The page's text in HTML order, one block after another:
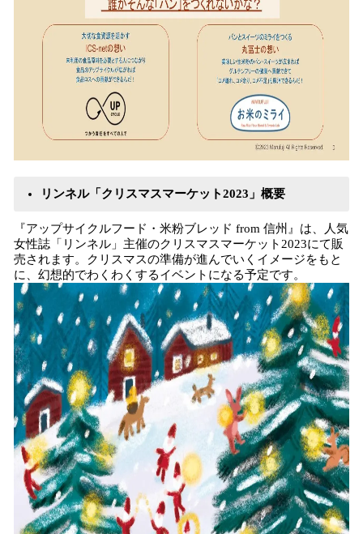
リンネル「クリスマスマーケット2023」概要
『アップサイクルフード・米粉ブレッド from 信州』は、人気
女性誌「リンネル」主催のクリスマスマーケット2023にて販
売されます。クリスマスの準備が進んでいくイメージをもと
に、幻想的でわくわくするイベントになる予定です。